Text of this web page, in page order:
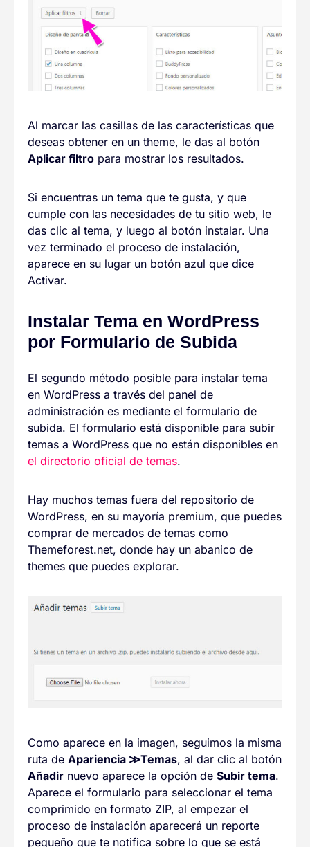
Al marcar las casillas de las características que
deseas obtener en un theme, le das al botón
Aplicar filtro para mostrar los resultados.
Si encuentras un tema que te gusta, y que
cumple con las necesidades de tu sitio web, le
das clic al tema, y luego al botón instalar. Una
vez terminado el proceso de instalación,
aparece en su lugar un botón azul que dice
Activar.
Instalar Tema en WordPress
por Formulario de Subida
El segundo método posible para instalar tema
en WordPress a través del panel de
administración es mediante el formulario de
subida. El formulario está disponible para subir
temas a WordPress que no están disponibles en
el directorio oficial de temas.
Hay muchos temas fuera del repositorio de
WordPress, en su mayoría premium, que puedes
comprar de mercados de temas como
Themeforest.net, donde hay un abanico de
themes que puedes explorar.
Como aparece en la imagen, seguimos la misma
ruta deApariencia ≫Temas, al dar clic al botón
Añadir nuevo aparece la opción deSubir tema.
Aparece el formulario para seleccionar el tema
comprimido en formato ZIP, al empezar el
proceso de instalación aparecerá un reporte
pequeño que te notifica sobre lo que se está